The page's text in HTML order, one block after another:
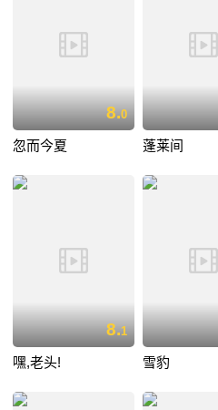
8.0
忽而今夏 蓬莱间
8.1
嘿,老头! 雪豹